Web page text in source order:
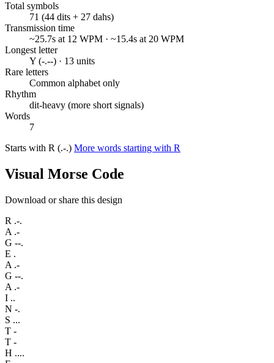
Total symbols
71 (44 dits + 27 dahs)
Transmission time
~25.7s at 12 WPM · ~15.4s at 20 WPM
Longest letter
Y (-.--) · 13 units
Rare letters
Common alphabet only
Rhythm
dit-heavy (more short signals)
Words
7
Starts with R (.-.) More words starting with R
Visual Morse Code
Download or share this design
R .-.
A .-
G --.
E .
A .-
G --.
A .-
I ..
N -.
S ...
T -
T -
H ....